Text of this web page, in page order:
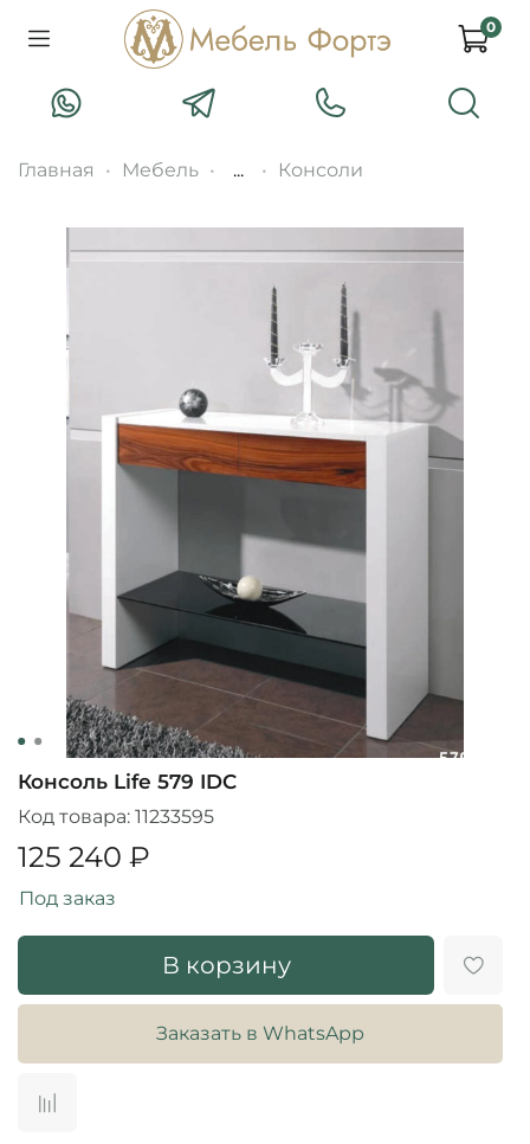
0
Главная Мебель ... Консоли
Консоль Life 579 IDC
Код товара: 11233595
125 240 ₽
В корзину
Заказать в WhatsApp
Под заказ